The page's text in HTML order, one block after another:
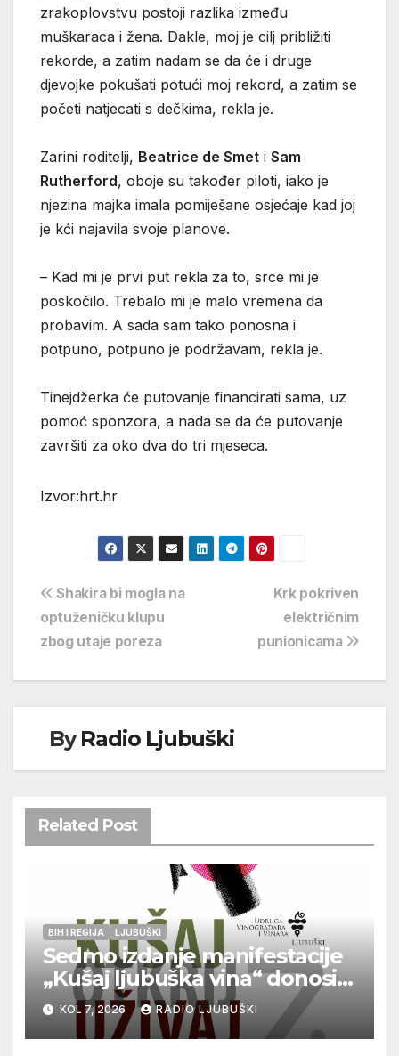
zrakoplovstvu postoji razlika između
muškaraca i žena. Dakle, moj je cilj približiti
rekorde, a zatim nadam se da će i druge
djevojke pokušati potući moj rekord, a zatim se
početi natjecati s dečkima, rekla je.
Zarini roditelji, Beatrice de Smet i Sam
Rutherford, oboje su također piloti, iako je
njezina majka imala pomiješane osjećaje kad joj
je kći najavila svoje planove.
– Kad mi je prvi put rekla za to, srce mi je
poskočilo. Trebalo mi je malo vremena da
probavim. A sada sam tako ponosna i
potpuno, potpuno je podržavam, rekla je.
Tinejdžerka će putovanje financirati sama, uz
pomoć sponzora, a nada se da će putovanje
završiti za oko dva do tri mjeseca.
Izvor:hrt.hr
Navigacija
objava
Krk pokriven
električnim
punionicama
Shakira bi mogla na
optuženičku klupu
zbog utaje poreza
ByRadio Ljubuški
Related Post
BIH I REGIJA LJUBUŠKI
Sedmo izdanje manifestacije
„Kušaj ljubuška vina“ donosi
vrhunska vina, gastronomiju i
glazbu
KOL 7, 2026 RADIO LJUBUŠKI